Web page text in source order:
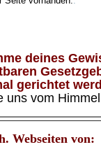
deines
gerichtet
uns vom
Webseiten von: